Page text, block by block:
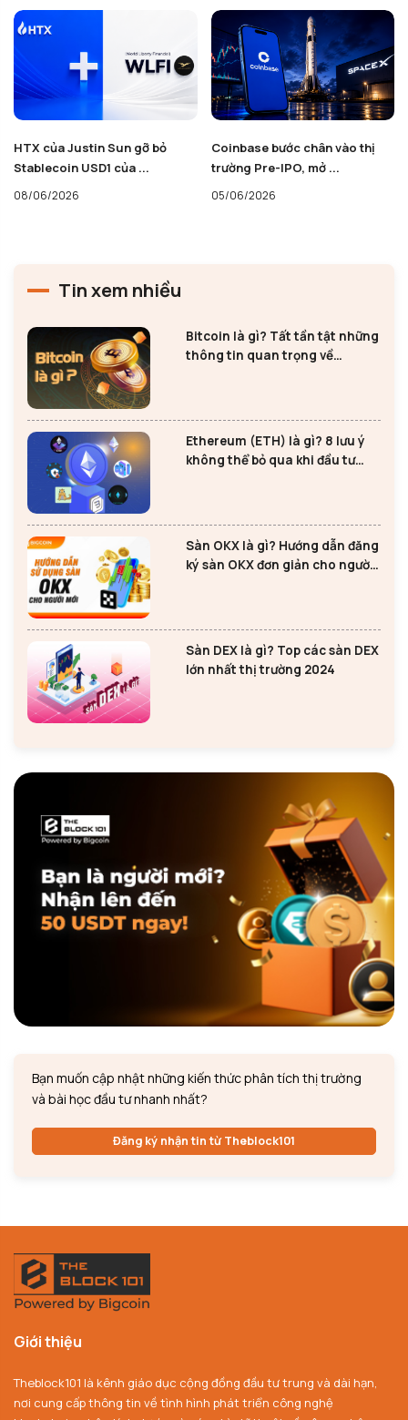
HTX của Justin Sun gỡ bỏ
Stablecoin USD1 của ...
08/06/2026
Coinbase bước chân vào thị
trường Pre-IPO, mở ...
05/06/2026
Tin xem nhiều
Bitcoin là gì? Tất tần tật những
thông tin quan trọng về
Ethereum (ETH) là gì? 8 lưu ý
không thể bỏ qua khi đầu tư
Sàn OKX là gì? Hướng dẫn đăng
ký sàn OKX đơn giản cho người
Sàn DEX là gì? Top các sàn DEX
lớn nhất thị trường 2024
Bạn muốn cập nhật những kiến thức phân tích thị trường
và bài học đầu tư nhanh nhất?
Đăng ký nhận tin từ Theblock101
Giới thiệu
Theblock101 là kênh giáo dục cộng đồng đầu tư trung và dài hạn,
nơi cung cấp thông tin về tình hình phát triển công nghệ